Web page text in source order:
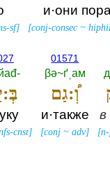
и·они
[conj-consec ~
sf]
в
[
01571
βә~ґˌам
וְ֠:גַם
и·также
[conj ~adv]
cnst]